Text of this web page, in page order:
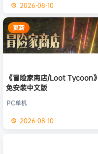
2026-08-10
更新
《冒险家商店/Loot Tycoon》
免安装中文版
PC单机
2026-08-10